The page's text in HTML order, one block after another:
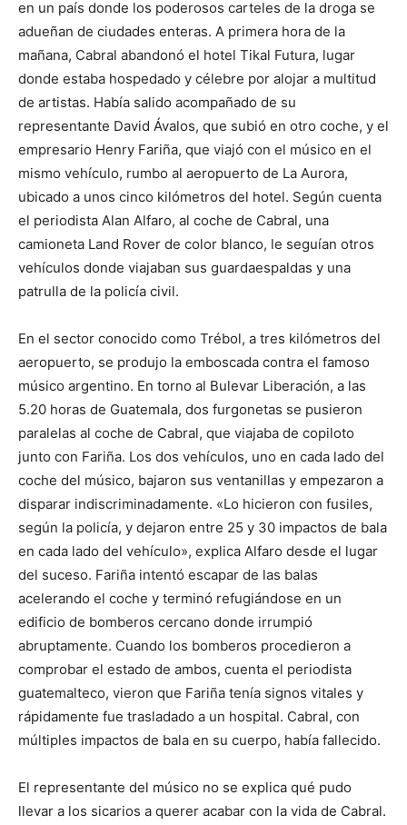
en un país donde los poderosos carteles de la droga se
adueñan de ciudades enteras. A primera hora de la
mañana, Cabral abandonó el hotel Tikal Futura, lugar
donde estaba hospedado y célebre por alojar a multitud
de artistas. Había salido acompañado de su
representante David Ávalos, que subió en otro coche, y el
empresario Henry Fariña, que viajó con el músico en el
mismo vehículo, rumbo al aeropuerto de La Aurora,
ubicado a unos cinco kilómetros del hotel. Según cuenta
el periodista Alan Alfaro, al coche de Cabral, una
camioneta Land Rover de color blanco, le seguían otros
vehículos donde viajaban sus guardaespaldas y una
patrulla de la policía civil.
En el sector conocido como Trébol, a tres kilómetros del
aeropuerto, se produjo la emboscada contra el famoso
músico argentino. En torno al Bulevar Liberación, a las
5.20 horas de Guatemala, dos furgonetas se pusieron
paralelas al coche de Cabral, que viajaba de copiloto
junto con Fariña. Los dos vehículos, uno en cada lado del
coche del músico, bajaron sus ventanillas y empezaron a
disparar indiscriminadamente. «Lo hicieron con fusiles,
según la policía, y dejaron entre 25 y 30 impactos de bala
en cada lado del vehículo», explica Alfaro desde el lugar
del suceso. Fariña intentó escapar de las balas
acelerando el coche y terminó refugiándose en un
edificio de bomberos cercano donde irrumpió
abruptamente. Cuando los bomberos procedieron a
comprobar el estado de ambos, cuenta el periodista
guatemalteco, vieron que Fariña tenía signos vitales y
rápidamente fue trasladado a un hospital. Cabral, con
múltiples impactos de bala en su cuerpo, había fallecido.
El representante del músico no se explica qué pudo
llevar a los sicarios a querer acabar con la vida de Cabral.